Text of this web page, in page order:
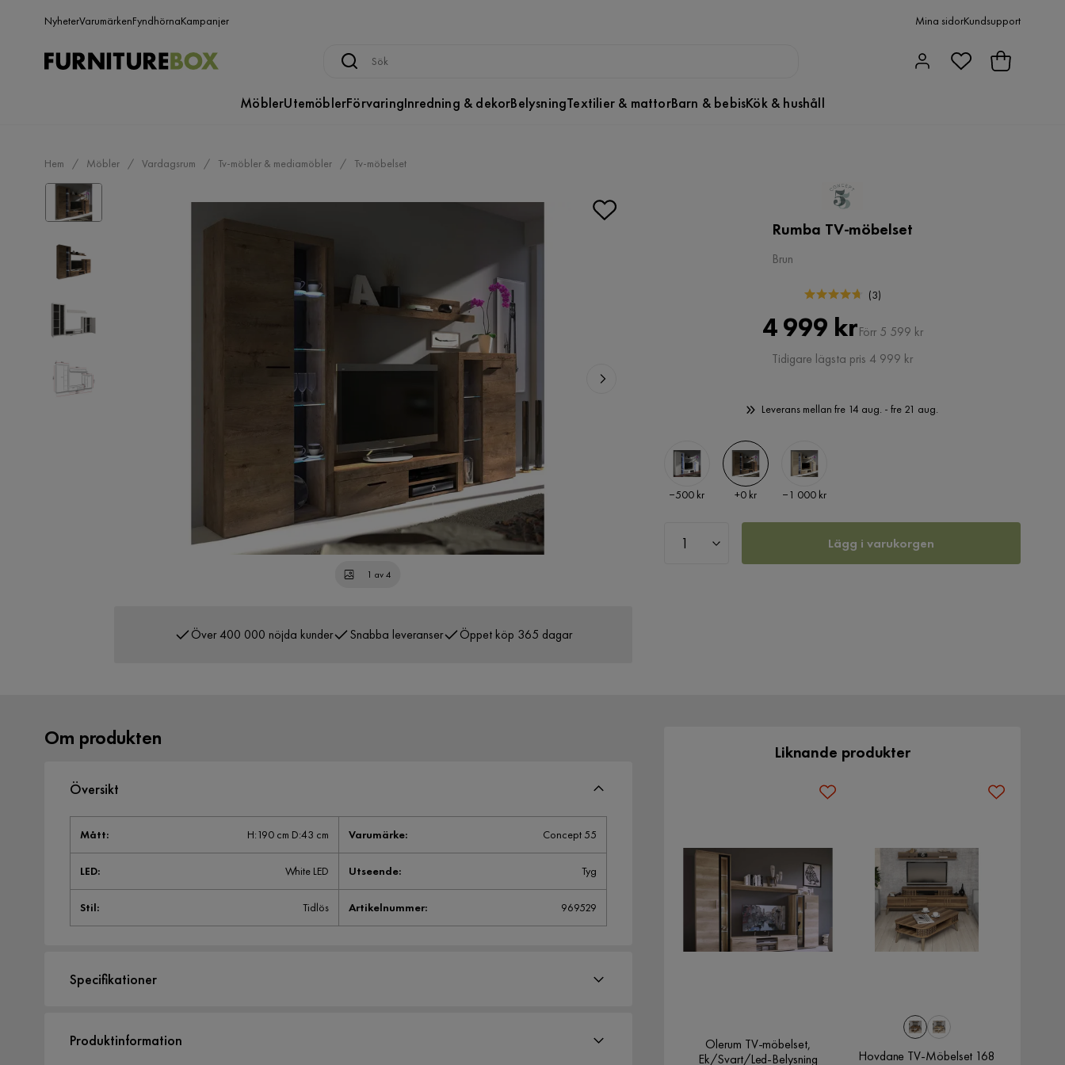
NyheterVarumärkenFyndhörnaKampanjer Mina sidorKundsupport
MöblerUtemöblerFörvaringInredning & dekorBelysningTextilier & mattorBarn & bebisKök & hushåll
Hem Möbler Vardagsrum Tv-möbler & mediamöbler Tv-möbelset
1 av 4
Över 400 000 nöjda kunder Snabba leveranser Öppet köp 365 dagar
Rumba TV-möbelset
Brun
(3)
Pris
4 999 krOriginal
Pris
Förr 5 599 kr
Tidigare lägsta pris 4 999 kr
Leverans mellan fre 14 aug. - fre 21 aug.
Pris
−500 kr Pris
+0 kr Pris
−1 000 kr
Lägg i varukorgen
Om produkten
Översikt
Mått: H:190 cm D:43 cm Varumärke: Concept 55
LED: White LED Utseende: Tyg
Stil: Tidlös Artikelnummer: 969529
Specifikationer
Storlek
Produktinformation
Liknande produkter
Olerum TV-möbelset,
Ek/Svart/Led-Belysning
Hovdane TV-Möbelset 168